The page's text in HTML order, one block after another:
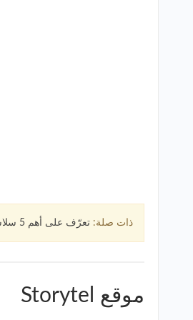
ذات صلة: تعرّف على أهم 5 سلاسل بودكاست عربية لتطوير الذات اون لاين
موقع Storytel